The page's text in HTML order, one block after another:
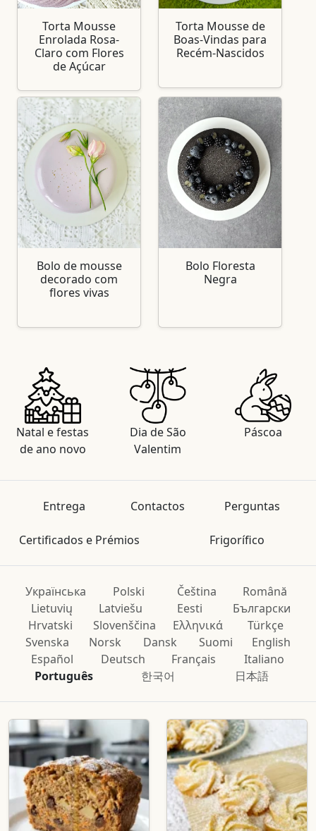
Torta Mousse
Enrolada Rosa-
Claro com Flores
de Açúcar
Torta Mousse de
Boas-Vindas para
Recém-Nascidos
Bolo de mousse
decorado com
flores vivas
Bolo Floresta
Negra
Natal e festas
de ano novo
Dia de São
Valentim
Páscoa
Entrega Contactos Perguntas
Certificados e Prémios Frigorífico
Українська Polski Čeština
Română
Lietuvių
Latviešu Eesti
Български
Hrvatski
Slovenščina Ελληνικά
Türkçe
Svenska
Norsk Dansk Suomi
English
Español
Deutsch Français
Italiano
Português
한국어 日本語